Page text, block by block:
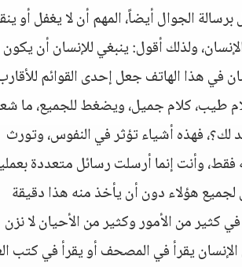
الجوال أيضاً، المهم أن لا يغفل أو
ولذلك أقول: ينبغي للإنسان أن يكون
في هذا الهاتف جعل إحدى القوائم
طيب، كلام جميل، ويضغط للجميع، ما
لك؟، فهذه أشياء تؤثر في النفوس، وتورث
فقط، وأنت إنما أرسلت رسائل متعددة
لجميع هؤلاء دون أن يأخذ منه هذا دقيقة
من الأمور وكثير من الأحيان لا نزن
يقرأ في المصحف أو يقرأ في كتب